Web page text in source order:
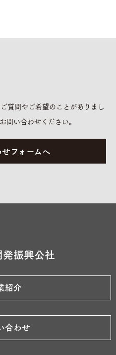
質問やご希望のことがありまし
問い合わせください。
フォームへ
振興公社
紹介
合わせ